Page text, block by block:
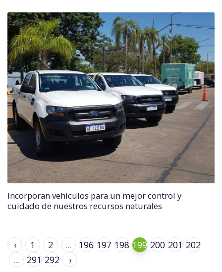
Incorporan vehículos para un mejor control y
cuidado de nuestros recursos naturales
‹ 1 2 ... 196 197 198 199 200 201 202
...
291 292 ›